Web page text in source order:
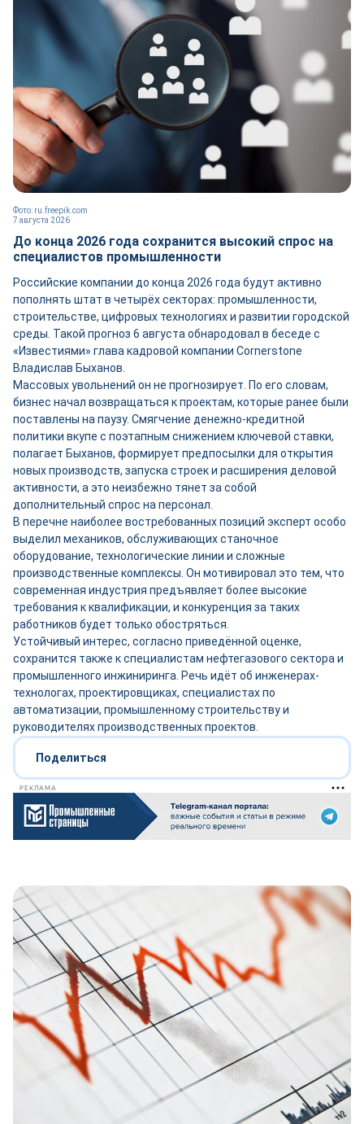
7 августа 2026
Фото: ru.freepik.com
До конца 2026 года сохранится высокий спрос на
специалистов промышленности
Российские компании до конца 2026 года будут активно
пополнять штат в четырёх секторах: промышленности,
строительстве, цифровых технологиях и развитии городской
среды. Такой прогноз 6 августа обнародовал в беседе с
«Известиями» глава кадровой компании Cornerstone
Владислав Быханов.
Массовых увольнений он не прогнозирует. По его словам,
бизнес начал возвращаться к проектам, которые ранее были
поставлены на паузу. Смягчение денежно-кредитной
политики вкупе с поэтапным снижением ключевой ставки,
полагает Быханов, формирует предпосылки для открытия
новых производств, запуска строек и расширения деловой
активности, а это неизбежно тянет за собой
дополнительный спрос на персонал.
В перечне наиболее востребованных позиций эксперт особо
выделил механиков, обслуживающих станочное
оборудование, технологические линии и сложные
производственные комплексы. Он мотивировал это тем, что
современная индустрия предъявляет более высокие
требования к квалификации, и конкуренция за таких
работников будет только обостряться.
Устойчивый интерес, согласно приведённой оценке,
сохранится также к специалистам нефтегазового сектора и
промышленного инжиниринга. Речь идёт об инженерах-
технологах, проектировщиках, специалистах по
автоматизации, промышленному строительству и
руководителях производственных проектов.
Поделиться
РЕКЛАМА